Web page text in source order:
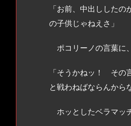
「お前、中出しした
の子供じゃねえさ」
ポコリーノの言葉に
「そうかねッ！ その
と戦わねばならんから
ホッとしたベラマッ